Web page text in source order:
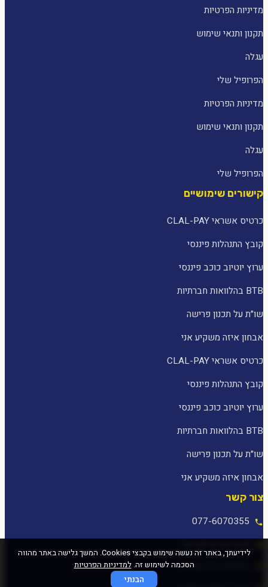
מדיניות הפרטיות
תקנון ותנאי שימוש
עגלה
הפרופיל שלי
מדיניות הפרטיות
תקנון ותנאי שימוש
עגלה
הפרופיל שלי
קישורים שימושיים
כרטיס אשראי CLAL-PAY
קובץ התנהלות פיננסי
ערוץ יוטיוב כוכב פיננסי
BTB בהלוואות חברתיות
שו״ת על תכנון פרישה
אבחון איזה משקיע אני
כרטיס אשראי CLAL-PAY
קובץ התנהלות פיננסי
ערוץ יוטיוב כוכב פיננסי
BTB בהלוואות חברתיות
שו״ת על תכנון פרישה
אבחון איזה משקיע אני
צור קשר
077-6070355
לידיעתך, באתר זה נעשה שימוש בקבצי Cookies. המשך גלישה באתר מהווה
הסכמה לשימוש זה.למדיניות הפרטיות
הבנתי